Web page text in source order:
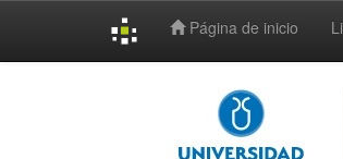
Página de inicio